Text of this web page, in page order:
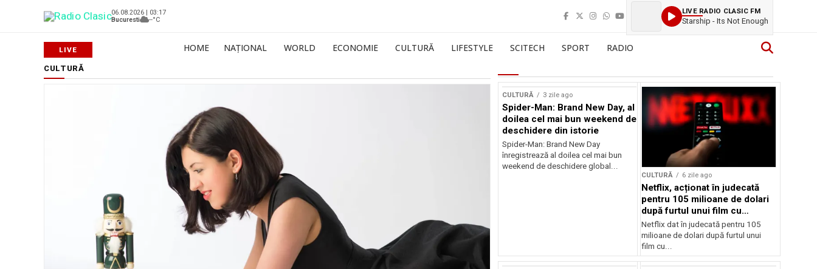
06.08.2026 | 03:17
Bucuresti
--°C
LIVE RADIO CLASIC FM
Starship - Its Not Enough
HOME NAȚIONAL WORLD ECONOMIE CULTURĂ LIFESTYLE SCITECH SPORT RADIO
CULTURĂ
CULTURĂ 3 zile ago
Spider-Man: Brand New Day, al
doilea cel mai bun weekend de
deschidere din istorie
Spider-Man: Brand New Day
înregistrează al doilea cel mai bun
weekend de deschidere global...
CULTURĂ 6 zile ago
Netflix, acționat în judecată
pentru 105 milioane de dolari
după furtul unui film cu
Nicolas Cage
Netflix dat în judecată pentru 105
milioane de dolari după furtul unui
film cu...